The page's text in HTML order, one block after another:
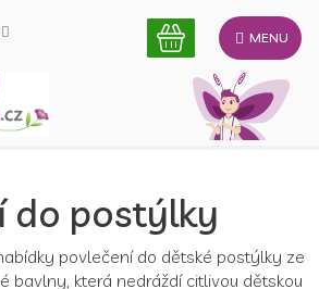
do postýlky
povlečení do dětské postýlky ze
bavlny, která nedráždí citlivou dětskou